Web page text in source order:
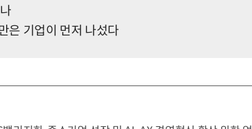
은 기업이 먼저 나섰다